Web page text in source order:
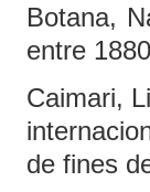
Botana,
entre
Caimari,
de fines